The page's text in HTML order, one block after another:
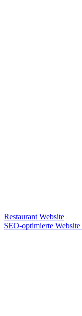
Restaurant Website
SEO-optimierte